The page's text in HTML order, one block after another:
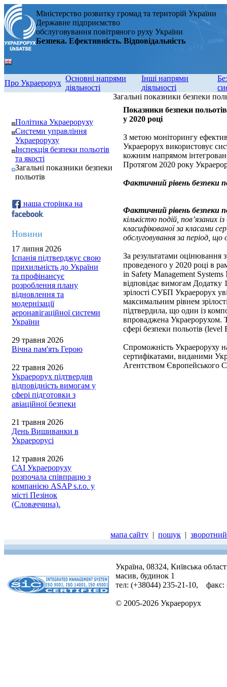
Міністерство розвитку громад та територій України
Державне підприємство
обслуговування повітряного руху України
Безпека. Ефективність. Відповідальність
Про Украерорух
Основні напрями
діяльності
Інші напрями
діяльності
Політика Украероруху
Системи управління
Украероруху
Інспекція безпеки польотів
та якості
Загальні показники безпеки
польотів
наша сторінка на
Новини
17 липня 2026
Іспанія підтверджує свою
прихильність до України
та профінансує
розроблення плану
відновлення та
модернізації
аеронавігаційної системи
України
29 травня 2026
Вічна пам'ять Герою
22 травня 2026
Украерорух підтвердив
відповідність вимогам у
сфері підготовки з
авіаційної безпеки
21 травня 2026
День Вишиванки в
Украерорусі
12 травня 2026
САІ Украероруху
розпочала співпрацю з
компанією ASAP s.r.o. у
місті Пезінок
(Словаччина).
Загальні показники безпеки
Показники безпеки
у 2020 році
З метою моніторингу
Украерорух використовує
кожним напрямом
Протягом 2020 року
Фактичний рівень безпеки
Фактичний рівень безпеки
кількістю подій, пов’язаних
класифікованої за класами
обслуговування за період, що
За результатами оцінювання
проведеного у 2020 році в
in Safety Management
відповідає вимогам Додатку
зрілості СУБП Украерорух
максимальним рівнем
підтвердила, що один із
впроваджена Украерорухом.
сфері безпеки польотів (level
Спроможність Украероруху
сертифікатами, виданими
Агентством Європейського
мапа сайту | пошук |
Україна, 08324, Київська
масив, будинок 1
тел: (+38044) 235-21-10, факс:
© 2005-2026 Украерорух